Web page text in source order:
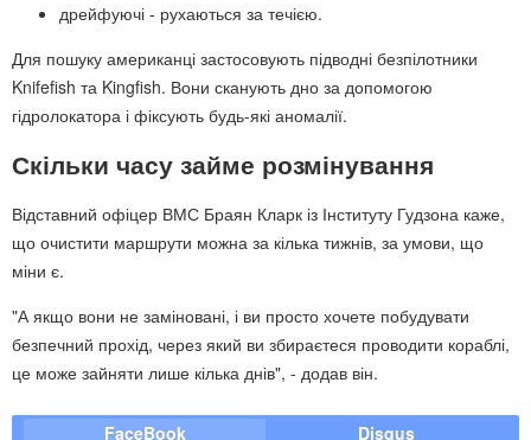
дрейфуючі - рухаються за течією.
Для пошуку американці застосовують підводні безпілотники
Knifefish та Kingfish. Вони сканують дно за допомогою
гідролокатора і фіксують будь-які аномалії.
Скільки часу займе розмінування
Відставний офіцер ВМС Браян Кларк із Інституту Гудзона каже,
що очистити маршрути можна за кілька тижнів, за умови, що
міни є.
"А якщо вони не заміновані, і ви просто хочете побудувати
безпечний прохід, через який ви збираєтеся проводити кораблі,
це може зайняти лише кілька днів", - додав він.
FaceBook Disqus